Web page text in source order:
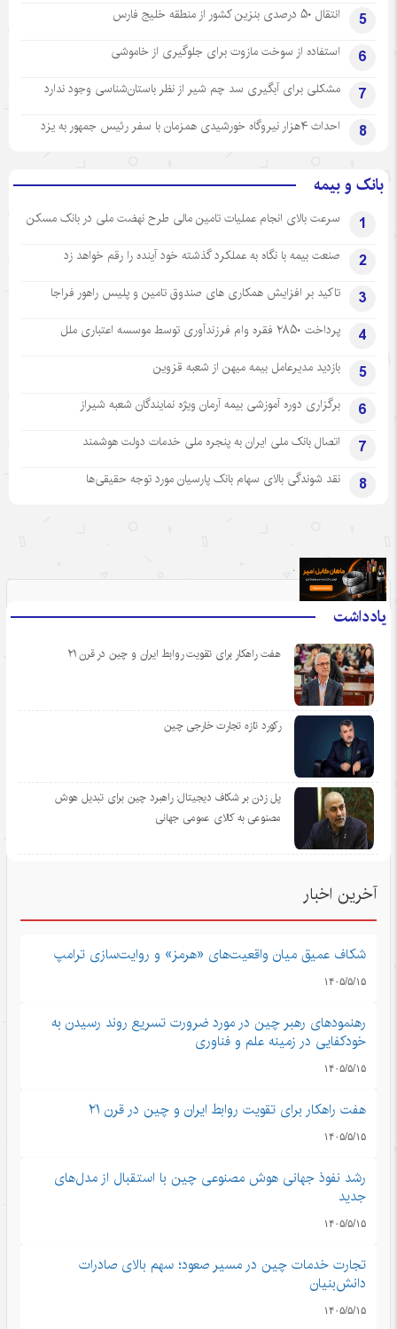
5 انتقال ۵۰ درصدی بنزین کشور از منطقه خلیج فارس
6 استفاده از سوخت مازوت برای جلوگیری از خاموشی
7 مشکلی برای آبگیری سد چم شیر از نظر باستان‌شناسی وجود ندارد
8 احداث ۴هزار نیروگاه خورشیدی همزمان با سفر رئیس جمهور به یزد
بانک و بیمه
1 سرعت بالای انجام عملیات تامین مالی طرح نهضت ملی در بانک مسکن
2 صنعت بیمه با نگاه به عملکرد گذشته خود آینده را رقم خواهد زد
3 تاکید بر افزایش همکاری های صندوق تامین و پلیس راهور فراجا
4 پرداخت ۲۸۵۰ فقره وام فرزندآوری توسط موسسه اعتباری ملل
5 بازدید مدیرعامل بیمه میهن از شعبه قزوین
6 برگزاری دوره آموزشی بیمه آرمان ویژه نمایندگان شعبه شیراز
7 اتصال بانک ملی ایران به پنجره ملی خدمات دولت هوشمند
8 نقد شوندگی بالای سهام بانک پارسیان مورد توجه حقیقی‌ها
یادداشت
هفت راهکار برای تقویت روابط ایران و چین در قرن ۲۱
رکورد تازه تجارت خارجی چین
پل زدن بر شکاف دیجیتال: راهبرد چین برای تبدیل هوش
مصنوعی به کالای عمومی جهانی
.
آخرین اخبار
شکاف عمیق میان واقعیت‌های «هرمز» و روایت‌سازی ترامپ
۱۴۰۵/۵/۱۵
رهنمودهای رهبر چین در مورد ضرورت تسریع روند رسیدن به
خودکفایی در زمینه علم و فناوری
۱۴۰۵/۵/۱۵
هفت راهکار برای تقویت روابط ایران و چین در قرن ۲۱
۱۴۰۵/۵/۱۵
رشد نفوذ جهانی هوش مصنوعی چین با استقبال از مدل‌های
جدید
۱۴۰۵/۵/۱۵
تجارت خدمات چین در مسیر صعود؛ سهم بالای صادرات
دانش‌بنیان
۱۴۰۵/۵/۱۵